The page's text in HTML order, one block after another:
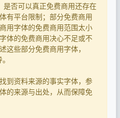
是否可以真正免费商用还存在
有平台限制；部分免费商用
用字体的免费商用范围太小
体的免费商用决心不足或不
这些部分免费商用字体，
到资料来源的事实字体，参
的来源与出处，从而保障免